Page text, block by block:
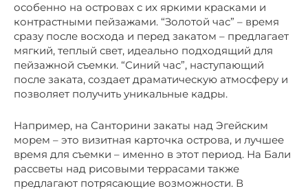
особенно на островах с их яркими красками и
контрастными пейзажами. “Золотой час” – время
сразу после восхода и перед закатом – предлагает
мягкий, теплый свет, идеально подходящий для
пейзажной съемки. “Синий час”, наступающий
после заката, создает драматическую атмосферу и
позволяет получить уникальные кадры.
Например, на Санторини закаты над Эгейским
морем – это визитная карточка острова, и лучшее
время для съемки – именно в этот период. На Бали
рассветы над рисовыми террасами также
предлагают потрясающие возможности. В